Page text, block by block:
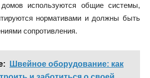
домов используются общие системы,
нормативами и должны быть
сопротивления.
Швейное оборудование: как